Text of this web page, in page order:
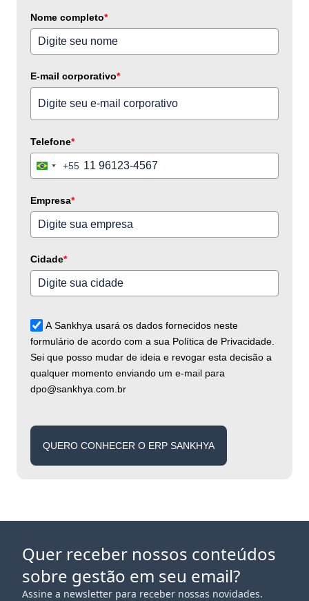
Nome completo*
E-mail corporativo*
Telefone*
Brazil+55
Empresa*
Cidade*
A Sankhya usará os dados fornecidos neste
formulário de acordo com a sua Política de Privacidade.
Sei que posso mudar de ideia e revogar esta decisão a
qualquer momento enviando um e-mail para
dpo@sankhya.com.br
QUERO CONHECER O ERP SANKHYA
Quer receber nossos conteúdos
sobre gestão em seu email?
Assine a newsletter para receber nossas novidades.